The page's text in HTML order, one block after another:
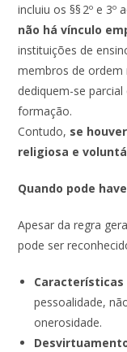
incluiu os §§ 2º e
não há vínculo
instituições de
membros de ordem
dediquem-se
formação.
Contudo, se
religiosa e
Quando pode
Apesar da regra
pode ser
pessoalidade,
onerosidade.